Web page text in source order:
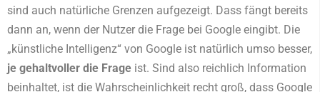
sind auch natürliche Grenzen aufgezeigt. Dass fängt bereits
dann an, wenn der Nutzer die Frage bei Google eingibt. Die
„künstliche Intelligenz“ von Google ist natürlich umso besser,
je gehaltvoller die Frage ist. Sind also reichlich Information
beinhaltet, ist die Wahrscheinlichkeit recht groß, dass Google